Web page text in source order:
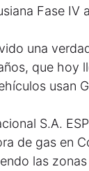
Fase IV
una
que hoy
usan
S.A.
de gas en
las